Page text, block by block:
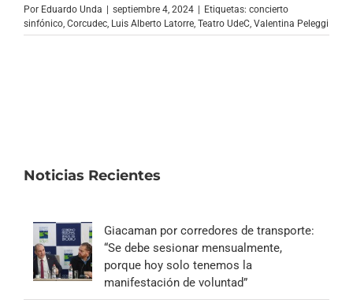
Por Eduardo Unda | septiembre 4, 2024 | Etiquetas: concierto
sinfónico Corcudec Luis Alberto Latorre Teatro UdeC Valentina Peleggi
Noticias Recientes
Giacaman por corredores de transporte:
“Se debe sesionar mensualmente,
porque hoy solo tenemos la
manifestación de voluntad”